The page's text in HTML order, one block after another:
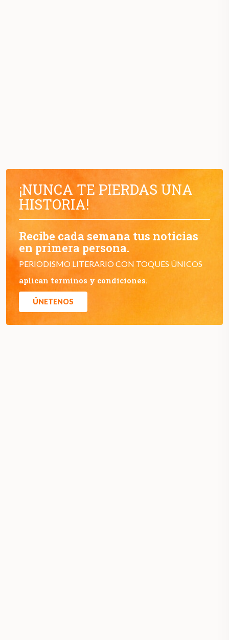
¡NUNCA TE PIERDAS UNA
HISTORIA!
Recibe cada semana tus noticias
en primera persona.
PERIODISMO LITERARIO CON TOQUES ÚNICOS
aplican terminos y condiciones.
ÚNETENOS